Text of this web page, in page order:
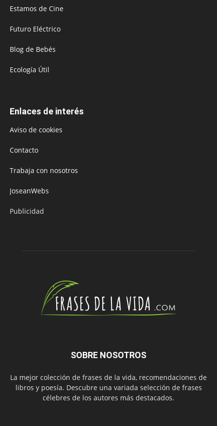
Estamos de Cine
Futuro Eléctrico
Blog de Bebés
Ecología Útil
Enlaces de interés
Aviso de cookies
Contacto
Trabaja con nosotros
JoseanWebs
Publicidad
SOBRE NOSOTROS
La mejor colección de frases de la vida, recomendaciones de
libros y poesía. Descubre una variada selección de frases
célebres de los autores más destacados.